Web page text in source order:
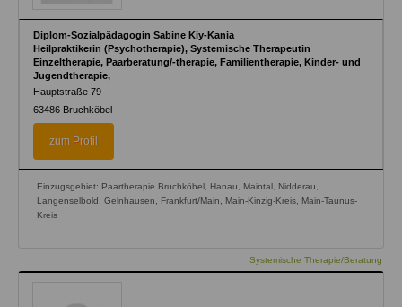
Diplom-Sozialpädagogin Sabine Kiy-Kania
Heilpraktikerin (Psychotherapie), Systemische Therapeutin
Einzeltherapie, Paarberatung/-therapie, Familientherapie, Kinder- und
Jugendtherapie,
Hauptstraße 79
63486 Bruchköbel
zum Profil
Einzugsgebiet: Paartherapie Bruchköbel, Hanau, Maintal, Nidderau,
Langenselbold, Gelnhausen, Frankfurt/Main, Main-Kinzig-Kreis, Main-Taunus-
Kreis
Systemische Therapie/Beratung